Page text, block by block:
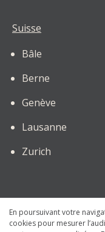
Suisse
Bâle
Berne
Genève
Lausanne
Zurich
Informations légales
En poursuivant votre
cookies pour mesurer